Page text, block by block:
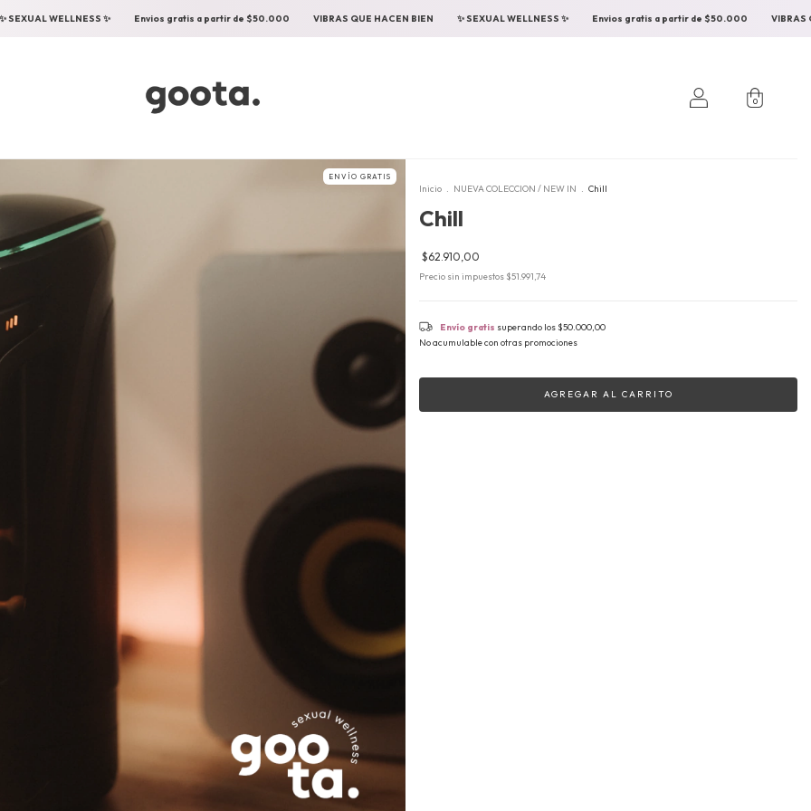
a partir de $50.000 VIBRAS QUE HACEN BIEN ✨ SEXUAL WELLNESS ✨ Envios gratis a partir de $50.000 VIBRAS QUE HACEN BIEN ✨ SEXUAL
0
ENVÍO GRATIS
Inicio . NUEVA COLECCION / NEW IN . Chill
Chill
$62.910,00
Precio sin impuestos $51.991,74
Envío gratis superando los $50.000,00
No acumulable con otras promociones